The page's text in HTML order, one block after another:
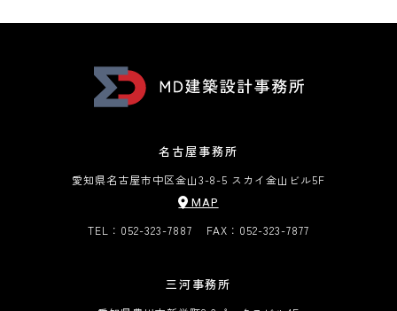
名古屋事務所
愛知県名古屋市中区金山3-8-5 スカイ金山ビル5F
MAP
TEL：052-323-7887 FAX：052-323-7877
三河事務所